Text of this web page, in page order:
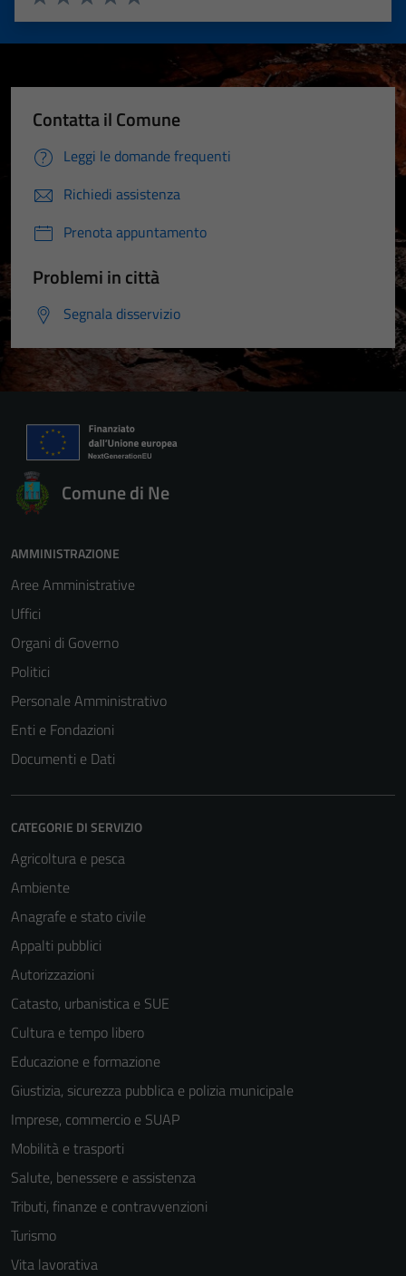
Valuta 5 stelle su 5
Valuta 4 stelle su 5
Valuta 3 stelle su 5
Valuta 2 stelle su 5
Valuta 1 stelle su 5
Contatta il Comune
Leggi le domande frequenti
Richiedi assistenza
Prenota appuntamento
Problemi in città
Segnala disservizio
Comune di Ne
AMMINISTRAZIONE
Aree Amministrative
Uffici
Organi di Governo
Politici
Personale Amministrativo
Enti e Fondazioni
Documenti e Dati
CATEGORIE DI SERVIZIO
Agricoltura e pesca
Ambiente
Anagrafe e stato civile
Appalti pubblici
Autorizzazioni
Catasto, urbanistica e SUE
Cultura e tempo libero
Educazione e formazione
Giustizia, sicurezza pubblica e polizia municipale
Imprese, commercio e SUAP
Mobilità e trasporti
Salute, benessere e assistenza
Tributi, finanze e contravvenzioni
Turismo
Vita lavorativa